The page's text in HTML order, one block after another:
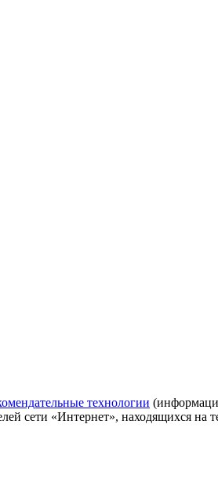
технологии
сети «Интернет», находящихся на